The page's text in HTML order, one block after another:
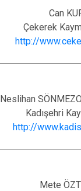
Can
Çekerek
http://
Neslihan
Kadışehri
http://
Mete